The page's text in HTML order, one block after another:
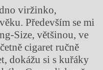
viržinko,
Především se mi
Size, většinou, ve
cigaret ručně
dokážu si s kuřáky